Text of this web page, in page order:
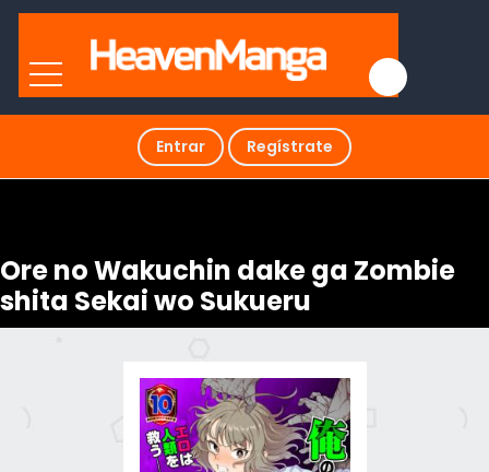
Entrar Regístrate
Ore no Wakuchin dake ga Zombie
shita Sekai wo Sukueru